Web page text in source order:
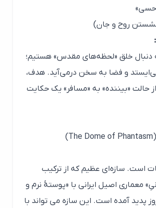
روح و جان)
خلق «لحظه‌های مقدس» هستیم؛
و فضا به سخن درمی‌آید. هدف،
«بیننده» به «مسافر» یک حکایت
است. سازه‌ای عظیم که از ترکیب
اصیل ایرانی با «پوستۀ نرم و
پدید آمده است. این سازه می تواند با